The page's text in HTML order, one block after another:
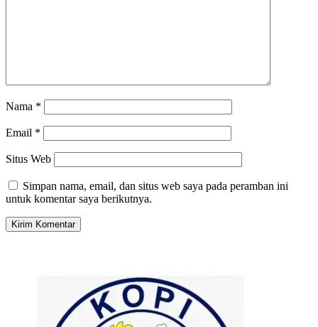
Nama *
Email *
Situs Web
Simpan nama, email, dan situs web saya pada peramban ini
untuk komentar saya berikutnya.